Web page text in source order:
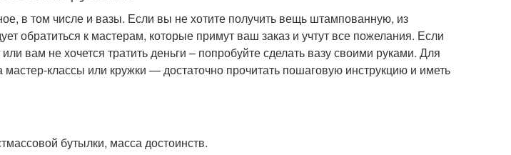
в том числе и вазы. Если вы не хотите получить вещь штампованную, из
обратиться к мастерам, которые примут ваш заказ и учтут все пожелания. Если
вам не хочется тратить деньги – попробуйте сделать вазу своими руками. Для
мастер-классы или кружки — достаточно прочитать пошаговую инструкцию и иметь
бутылки, масса достоинств.